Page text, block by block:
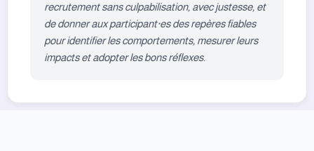
recrutement sans culpabilisation, avec justesse, et
de donner aux participant·es des repères fiables
pour identifier les comportements, mesurer leurs
impacts et adopter les bons réflexes.